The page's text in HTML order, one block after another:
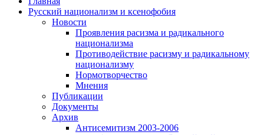
Русский национализм и ксенофобия
Новости
Проявления расизма и радикального
национализма
Противодействие расизму и радикальному
национализму
Нормотворчество
Мнения
Публикации
Документы
Архив
Антисемитизм 2003-2006